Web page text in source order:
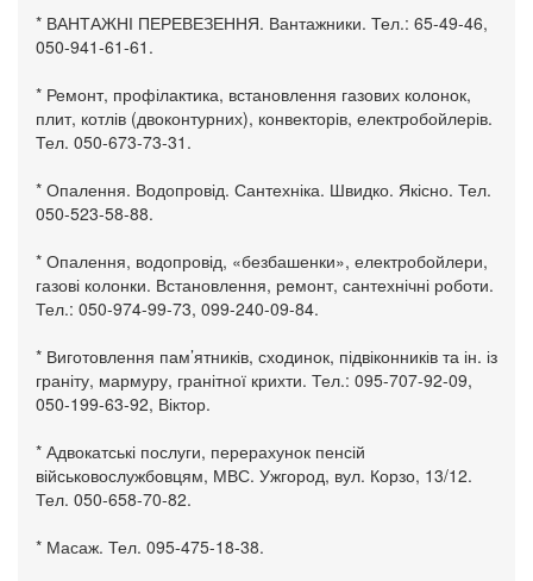
* ВАНТАЖНІ ПЕРЕВЕЗЕННЯ. Вантажники. Тел.: 65-49-46,
050-941-61-61.
* Ремонт, профілактика, встановлення газових колонок,
плит, котлів (двоконтурних), конвекторів, електробойлерів.
Тел. 050-673-73-31.
* Опалення. Водопровід. Сантехніка. Швидко. Якісно. Тел.
050-523-58-88.
* Опалення, водопровід, «безбашенки», електробойлери,
газові колонки. Встановлення, ремонт, сантехнічні роботи.
Тел.: 050-974-99-73, 099-240-09-84.
* Виготовлення пам’ятників, сходинок, підвіконників та ін. із
граніту, мармуру, гранітної крихти. Тел.: 095-707-92-09,
050-199-63-92, Віктор.
* Адвокатські послуги, перерахунок пенсій
військовослужбовцям, МВС. Ужгород, вул. Корзо, 13/12.
Тел. 050-658-70-82.
* Масаж. Тел. 095-475-18-38.